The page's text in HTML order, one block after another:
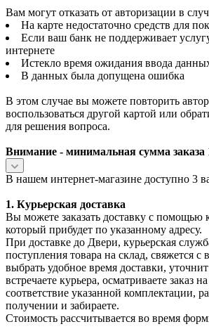
Вам могут отказать от авторизации в
На карте недостаточно средств для
Если ваш банк не поддерживает
интернете
Истекло время ожидания ввода
В данных была допущена ошибка
В этом случае вы можете повторить
воспользоваться другой картой или
для решения вопроса.
Внимание - минимальная сумма заказа
В нашем интернет-магазине доступно 3
1. Курьерская доставка
Вы можете заказать доставку с помощью
который прибудет по указанному адресу.
При доставке до Двери, курьерская
поступления товара на склад, свяжется
выбрать удобное время доставки,
встречаете курьера, осматриваете заказ
соответствие указанной комплектации,
получении и забираете.
Стоимость рассчитывается во время